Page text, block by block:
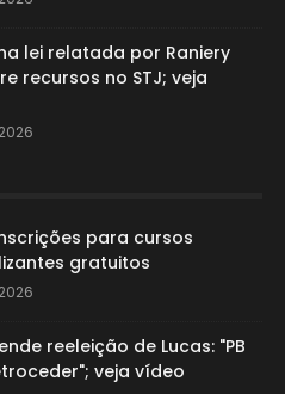
lei relatada por Raniery
recursos no STJ; veja
para cursos
gratuitos
reeleição de Lucas: "PB
veja vídeo